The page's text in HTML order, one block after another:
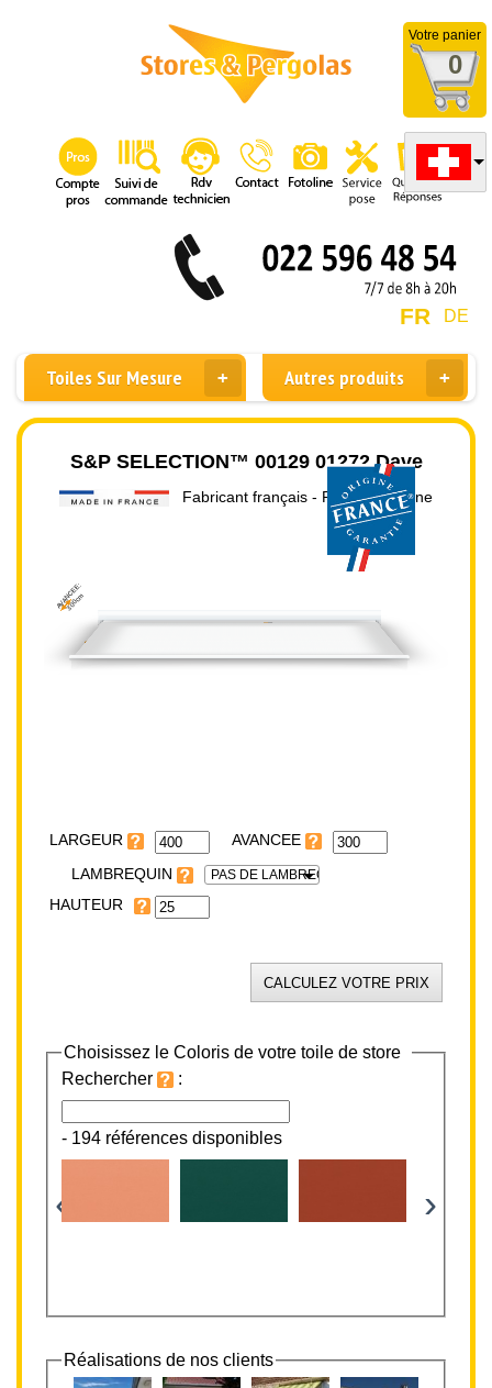
Votre panier
0
DE
FR
Toiles Sur Mesure Autres produits
S&P SELECTION™ 00129 01272 Dave
Fabricant français - Prix direct usine
AVANCEE:
300cm
LARGEUR
LAMBREQUIN
PAS DE LAMBREQUIN
HAUTEUR
Choisissez le Coloris de votre toile de store
Rechercher
:
- 194 références disponibles
‹ ›
Réalisations de nos clients